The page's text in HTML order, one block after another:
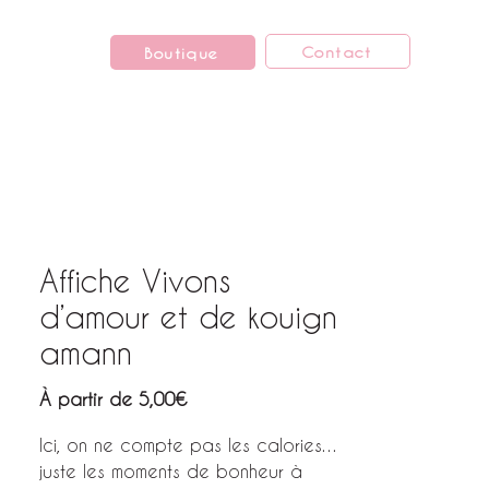
Boutique Contact
Affiche Vivons
d’amour et de kouign
amann
À partir de 5,00€Prix
Ici, on ne compte pas les calories…
juste les moments de bonheur à